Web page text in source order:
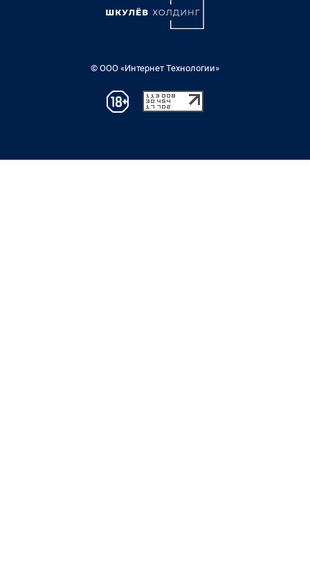
© ООО «Интернет Технологии»